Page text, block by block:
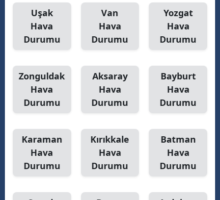
Uşak
Hava
Durumu
Van
Hava
Durumu
Yozgat
Hava
Durumu
Zonguldak
Hava
Durumu
Aksaray
Hava
Durumu
Bayburt
Hava
Durumu
Karaman
Hava
Durumu
Kırıkkale
Hava
Durumu
Batman
Hava
Durumu